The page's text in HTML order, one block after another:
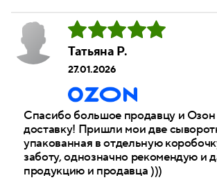
Татьяна Р.
27.01.2026
Спасибо большое продавцу и
доставку! Пришли мои две
упакованная в отдельную
заботу, однозначно рекомендую и
продукцию и продавца )))